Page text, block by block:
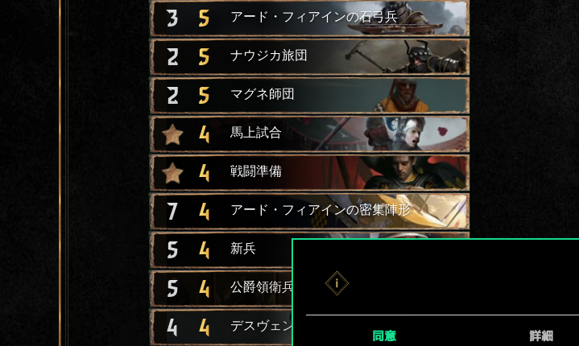
同意 詳細
3 5 アード・フィアインの石弓兵
2 5 ナウジカ旅団
2 5 マグネ師団
4 馬上試合
4 戦闘準備
7 4 アード・フィアインの密集陣形
5 4 新兵
5 4 公爵領衛兵隊
4 4 デスヴェン師団の弩弓兵